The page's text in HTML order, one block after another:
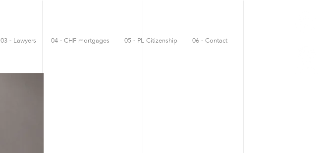
03 - Lawyers 04 - CHF mortgages 05 - PL Citizenship 06 - Contact